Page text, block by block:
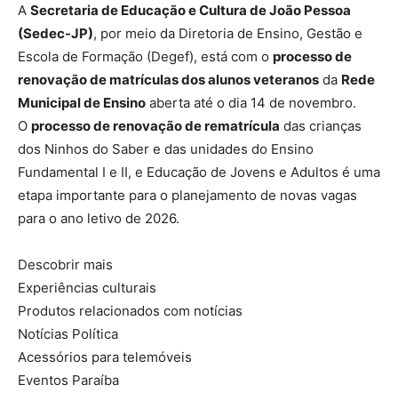
A Secretaria de Educação e Cultura de João Pessoa
(Sedec-JP), por meio da Diretoria de Ensino, Gestão e
Escola de Formação (Degef), está com o processo de
renovação de matrículas dos alunos veteranos da Rede
Municipal de Ensino aberta até o dia 14 de novembro.
O processo de renovação de rematrícula das crianças
dos Ninhos do Saber e das unidades do Ensino
Fundamental I e II, e Educação de Jovens e Adultos é uma
etapa importante para o planejamento de novas vagas
para o ano letivo de 2026.
Descobrir mais
Experiências culturais
Produtos relacionados com notícias
Notícias Política
Acessórios para telemóveis
Eventos Paraíba